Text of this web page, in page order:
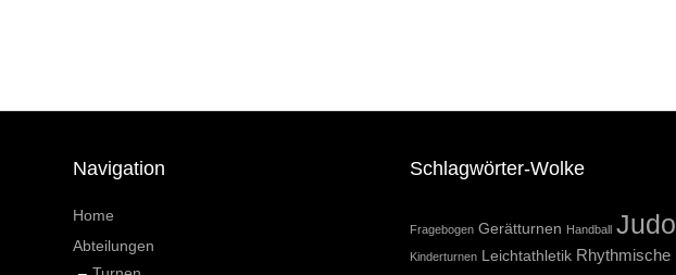
Navigation
Home
Abteilungen
Schlagwörter-Wolke
Fragebogen Gerätturnen Handball Judo
Kinderturnen Leichtathletik Rhythmische